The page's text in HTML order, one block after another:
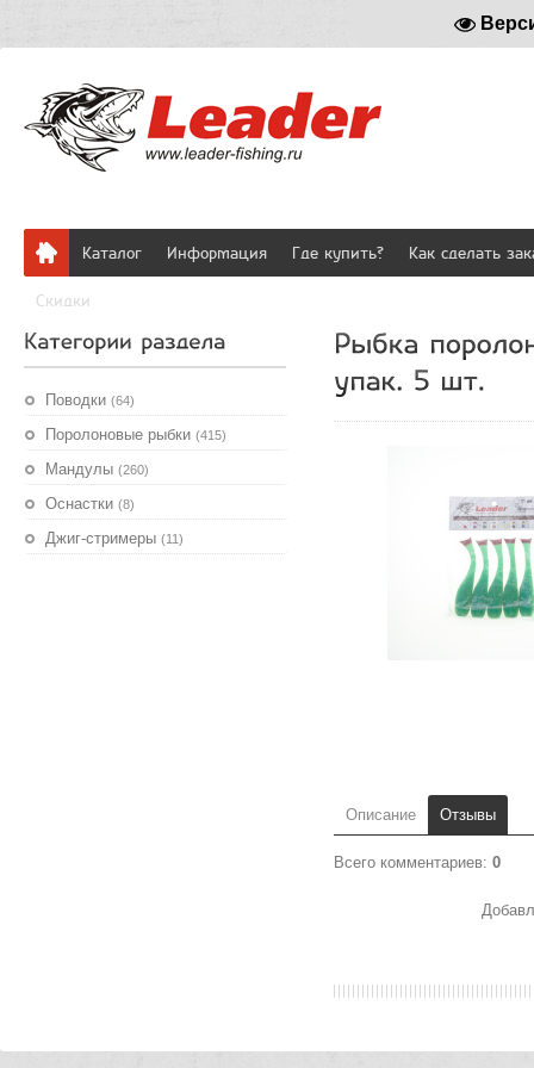
Каталог Информация Где купить? Как сделать
Скидки
Поводки (64)
Поролоновые рыбки (415)
Мандулы (260)
Оснастки (8)
Джиг-стримеры (11)
Описание Отзывы
Всего комментариев: 0